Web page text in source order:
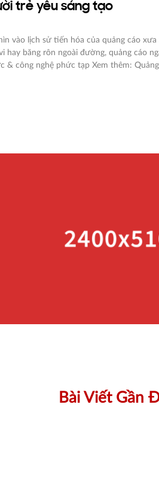
trẻ yêu sáng tạo
vào lịch sử tiến hóa của quảng cáo xưa
hay băng rôn ngoài đường, quảng cáo
công nghệ phức tạp Xem thêm:
Bài Viết Gần